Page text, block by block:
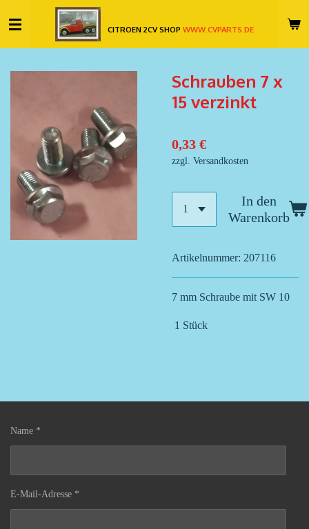
Hauptinhalt
springen
CITROEN 2CV SHOPWWW.CVPARTS.DE
Schrauben 7 x
15 verzinkt
0,33 €
zzgl. Versandkosten
In den
Warenkorb
Artikelnummer: 207116
7 mm Schraube mit SW 10
1 Stück
Name *
E-Mail-Adresse *